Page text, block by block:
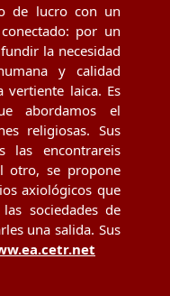
de lucro con un
por un
la necesidad
y calidad
vertiente laica. Es
abordamos el
religiosas. Sus
las encontrareis
se propone
axiológicos que
sociedades de
una salida. Sus